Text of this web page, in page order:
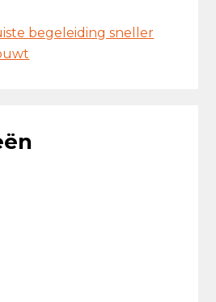
begeleiding sneller